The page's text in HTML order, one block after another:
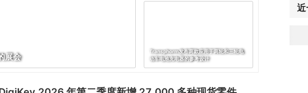
展会
Transphorm发布两款应用于两轮和三轮电
动车电池充电器的参考设计
近